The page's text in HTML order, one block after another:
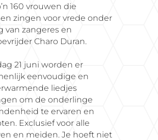
160 vrouwen die
zingen voor vrede onder
van zangeres en
Charo Duran.
21 juni worden er
eenvoudige en
liedjes
om de onderlinge
te ervaren en
Exclusief voor alle
en meiden. Je hoeft niet